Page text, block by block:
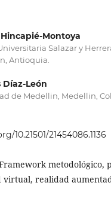
Montoya
Salazar y
Antioquia.
León
de Medellin, Medellin,
10.21501/21454086.1136
metodológico,
realidad